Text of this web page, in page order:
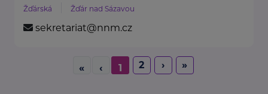
Žďárská Žďár nad Sázavou
sekretariat@nnm.cz
« ‹ 1 2 › »